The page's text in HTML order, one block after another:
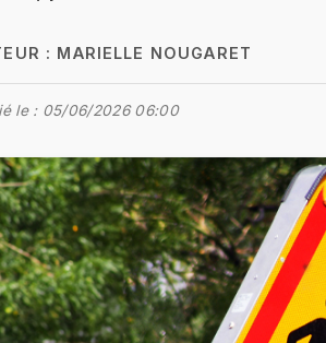
: MARIELLE NOUGARET
le : 05/06/2026 06:00